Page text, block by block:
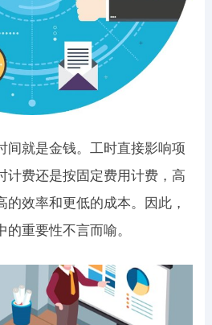
间就是金钱。工时直接影响项
计费还是按固定费用计费，高
效率和更低的成本。因此，
重要性不言而喻。